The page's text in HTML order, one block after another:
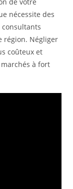
nécessite des
région. Négliger
coûteux et
à fort